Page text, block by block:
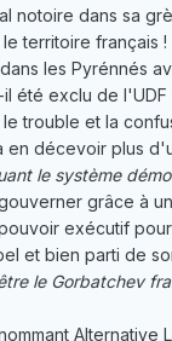
notoire dans sa
territoire français
les Pyrénnés
été exclu de
trouble et la
décevoir plus
le système
grâce à
exécutif
et bien parti de
le Gorbatchev
Alternative